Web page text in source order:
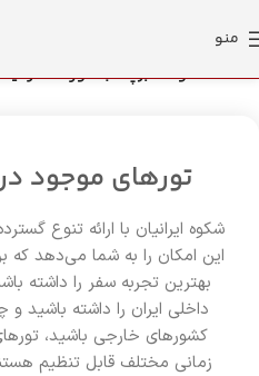
منو
خانه محصولات برچسب خورده
تورهای موجود
شکوه ایرانیان با ارائه تنوع
این امکان را به شما می‌دهد که
بهترین تجربه سفر را داشته
داخلی ایران را داشته باشید
کشورهای خارجی باشید،
زمانی مختلف قابل تنظیم